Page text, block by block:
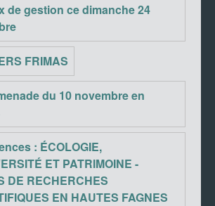
de gestion ce dimanche 24
FRIMAS
du 10 novembre en
: ÉCOLOGIE,
ET PATRIMOINE -
DE RECHERCHES
EN HAUTES FAGNES